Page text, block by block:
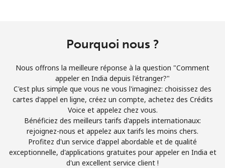
Pourquoi nous ?
Nous offrons la meilleure réponse à la question "Comment
appeler en India depuis l'étranger?"
C'est plus simple que vous ne vous l'imaginez: choisissez des
cartes d'appel en ligne, créez un compte, achetez des Crédits
Voice et appelez chez vous.
Bénéficiez des meilleurs tarifs d'appels internationaux:
rejoignez-nous et appelez aux tarifs les moins chers.
Profitez d'un service d'appel abordable et de qualité
exceptionnelle, d'applications gratuites pour appeler en India et
d'un excellent service client !